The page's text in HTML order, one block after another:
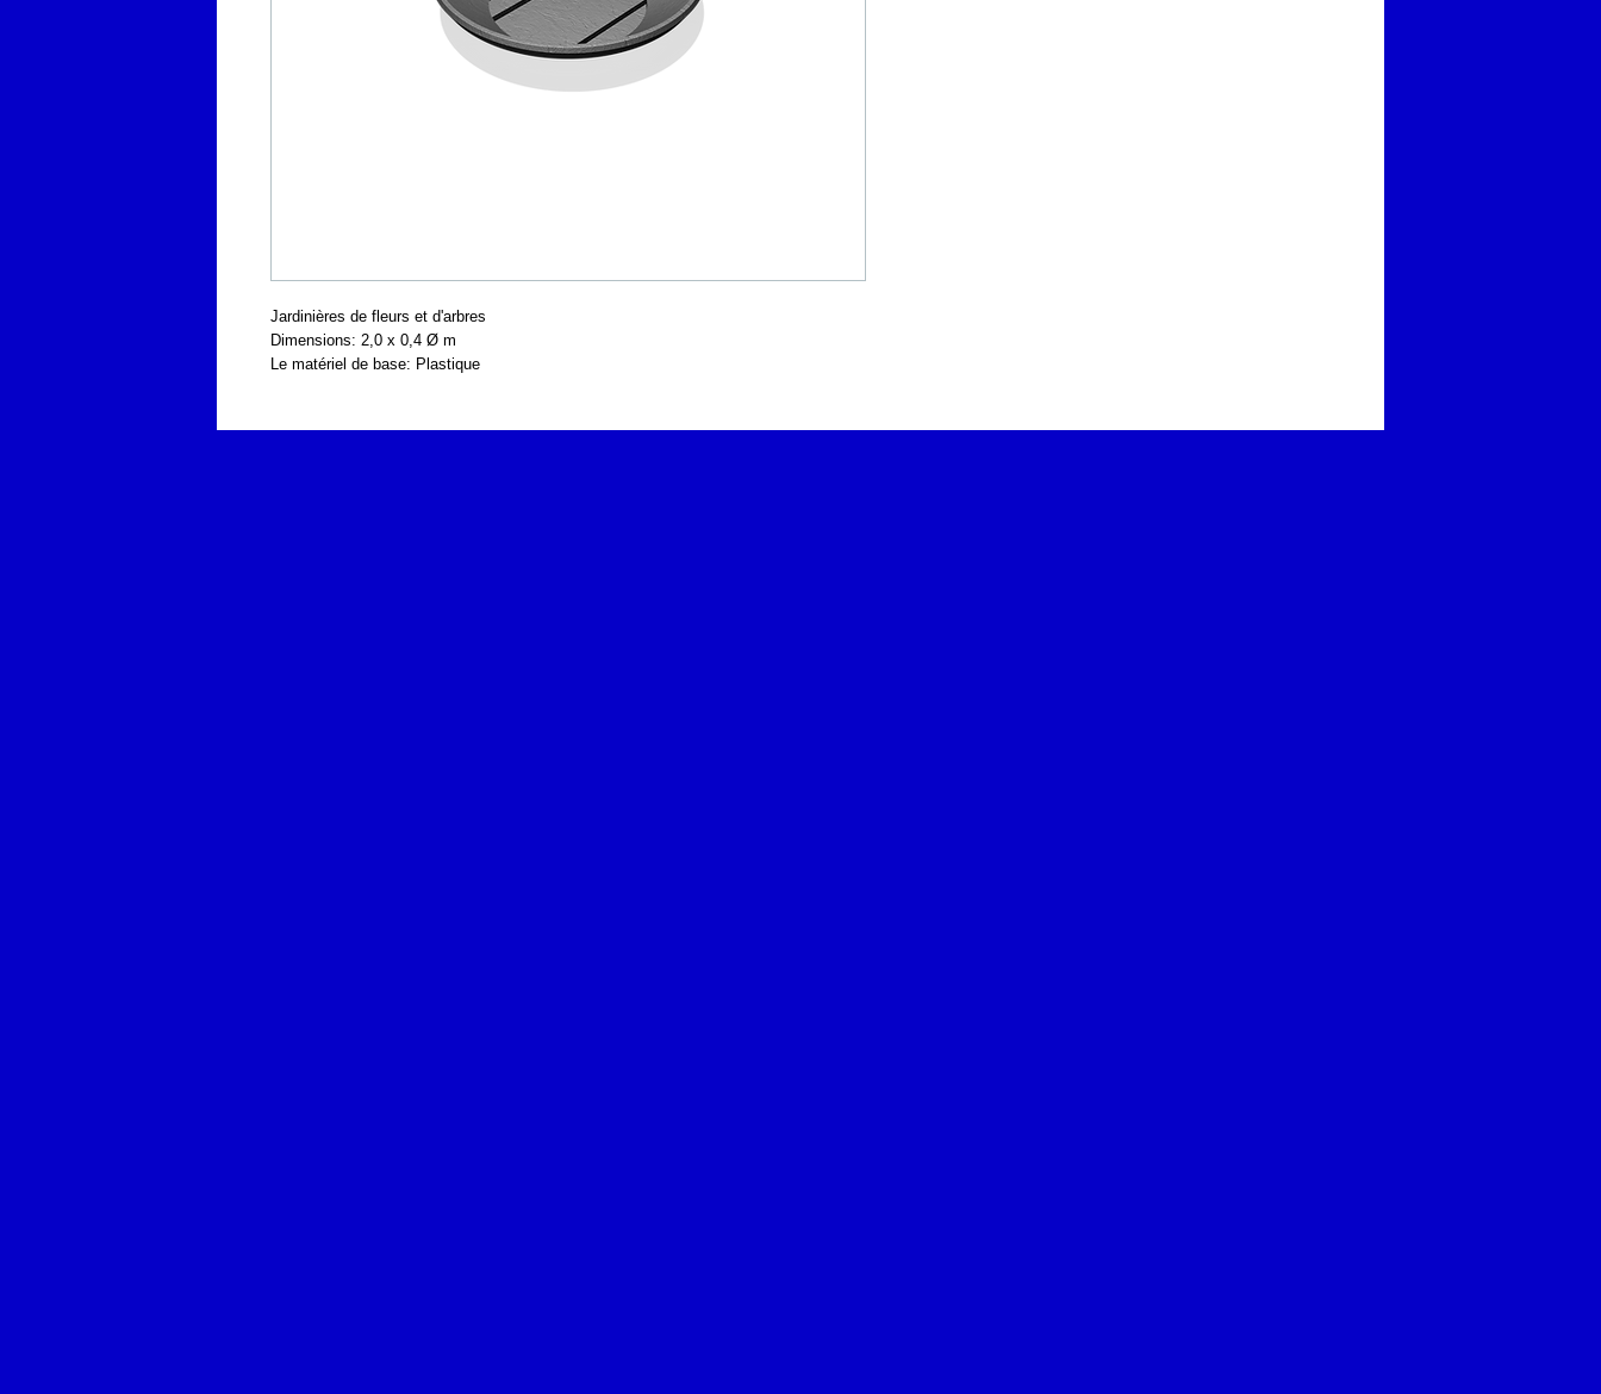
Jardinières de fleurs et d'arbres
Dimensions: 2,0 x 0,4 Ø m
Le matériel de base: Plastique